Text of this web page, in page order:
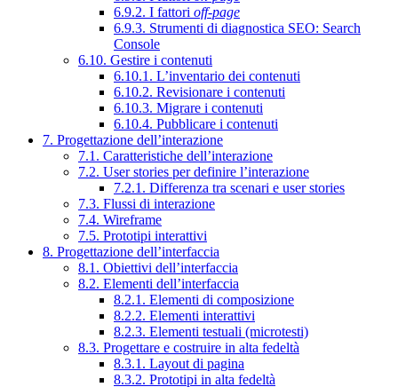
6.9.2. I fattori off-page
6.9.3. Strumenti di diagnostica SEO: Search
Console
6.10. Gestire i contenuti
6.10.1. L’inventario dei contenuti
6.10.2. Revisionare i contenuti
6.10.3. Migrare i contenuti
6.10.4. Pubblicare i contenuti
7. Progettazione dell’interazione
7.1. Caratteristiche dell’interazione
7.2. User stories per definire l’interazione
7.2.1. Differenza tra scenari e user stories
7.3. Flussi di interazione
7.4. Wireframe
7.5. Prototipi interattivi
8. Progettazione dell’interfaccia
8.1. Obiettivi dell’interfaccia
8.2. Elementi dell’interfaccia
8.2.1. Elementi di composizione
8.2.2. Elementi interattivi
8.2.3. Elementi testuali (microtesti)
8.3. Progettare e costruire in alta fedeltà
8.3.1. Layout di pagina
8.3.2. Prototipi in alta fedeltà